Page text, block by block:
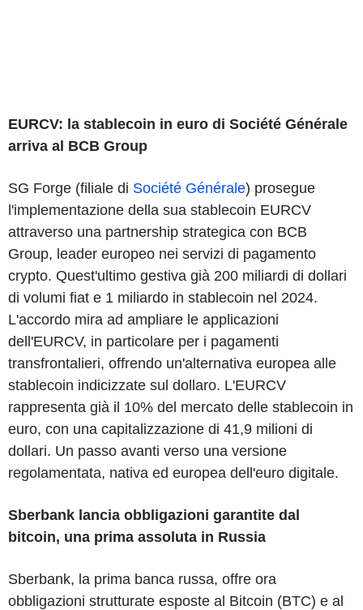
EURCV: la stablecoin in euro di Société Générale
arriva al BCB Group
SG Forge (filiale di Société Générale) prosegue
l'implementazione della sua stablecoin EURCV
attraverso una partnership strategica con BCB
Group, leader europeo nei servizi di pagamento
crypto. Quest'ultimo gestiva già 200 miliardi di dollari
di volumi fiat e 1 miliardo in stablecoin nel 2024.
L'accordo mira ad ampliare le applicazioni
dell'EURCV, in particolare per i pagamenti
transfrontalieri, offrendo un'alternativa europea alle
stablecoin indicizzate sul dollaro. L'EURCV
rappresenta già il 10% del mercato delle stablecoin in
euro, con una capitalizzazione di 41,9 milioni di
dollari. Un passo avanti verso una versione
regolamentata, nativa ed europea dell'euro digitale.
Sberbank lancia obbligazioni garantite dal
bitcoin, una prima assoluta in Russia
Sberbank, la prima banca russa, offre ora
obbligazioni strutturate esposte al Bitcoin (BTC) e al